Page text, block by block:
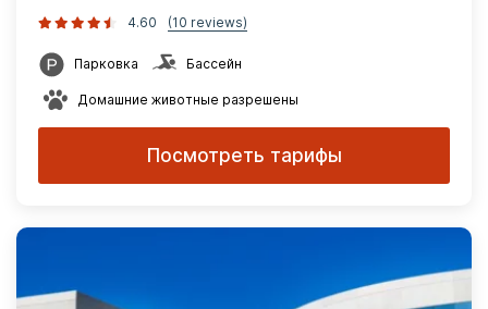
4.60 (10 reviews)
Парковка Бассейн
Домашние животные разрешены
Посмотреть тарифы